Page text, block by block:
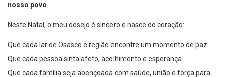
nosso povo
Neste Natal, o meu desejo é sincero e nasce do coração:
Que cada lar de Osasco e região encontre um momento de paz.
Que cada pessoa sinta afeto, acolhimento e esperança.
Que cada família seja abençoada com saúde, união e força para